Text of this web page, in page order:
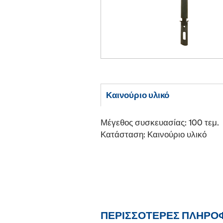
Καινούριο υλικό
Μέγεθος συσκευασίας: 100 τεμ.
Κατάσταση: Καινούριο υλικό
ΠΕΡΙΣΣΌΤΕΡΕΣ